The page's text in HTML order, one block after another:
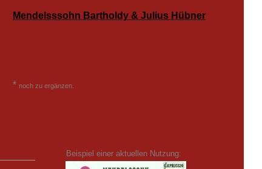
Mendelsssohn Bartholdy & Julius Hübner
* noch zu ergänzen.
Beispiel einer aktuellen Nutzung: